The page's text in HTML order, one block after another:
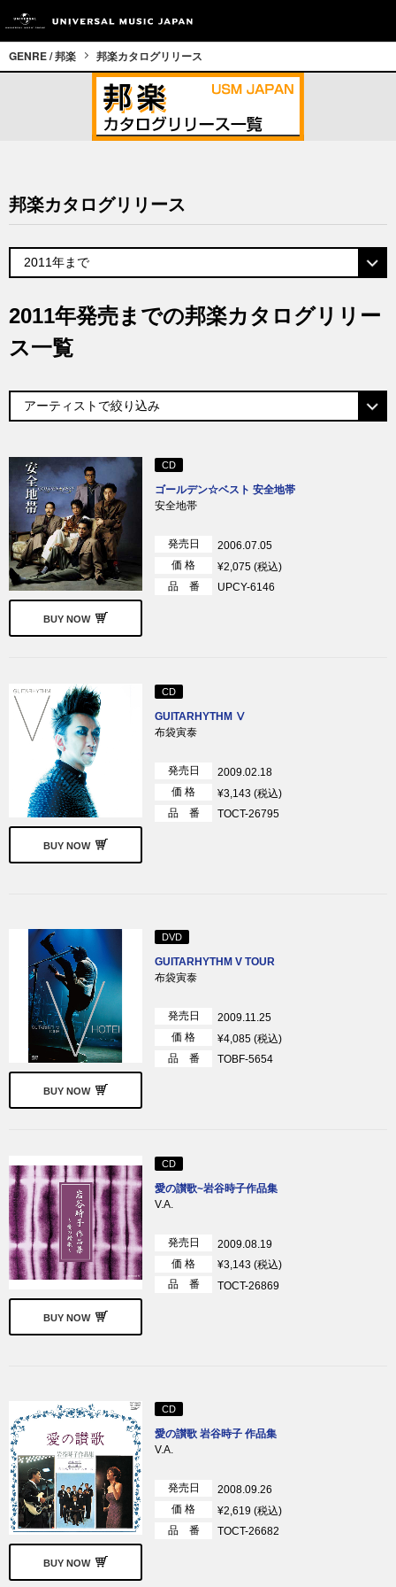
GENRE / 邦楽 邦楽カタログリリース
邦楽カタログリリース
2011年発売までの邦楽カタログリリー
ス一覧
BUY NOW
CD
ゴールデン☆ベスト 安全地帯
安全地帯
発売日
2006.07.05
価 格
¥2,075 (税込)
品 番
UPCY-6146
BUY NOW
CD
GUITARHYTHM Ⅴ
布袋寅泰
発売日
2009.02.18
価 格
¥3,143 (税込)
品 番
TOCT-26795
BUY NOW
DVD
GUITARHYTHM V TOUR
布袋寅泰
発売日
2009.11.25
価 格
¥4,085 (税込)
品 番
TOBF-5654
BUY NOW
CD
愛の讃歌~岩谷時子作品集
V.A.
発売日
2009.08.19
価 格
¥3,143 (税込)
品 番
TOCT-26869
BUY NOW
CD
愛の讃歌 岩谷時子 作品集
V.A.
発売日
2008.09.26
価 格
¥2,619 (税込)
品 番
TOCT-26682